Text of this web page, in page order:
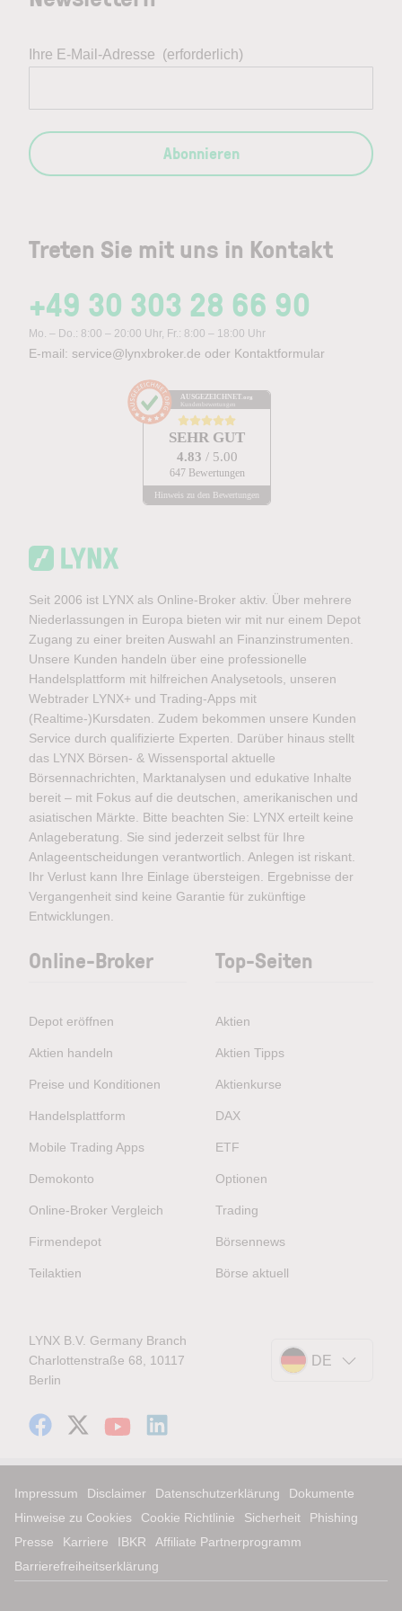
Treten Sie mit uns in Kontakt
+49 30 303 28 66 90
Mo. – Do.: 8:00 – 20:00 Uhr, Fr.: 8:00 – 18:00 Uhr
E-mail: service@lynxbroker.de oder Kontaktformular
AUSGEZEICHNET .org
Kundenbewertungen
SEHR GUT
4.83 / 5.00
647 Bewertungen
Hinweis zu den Bewertungen
Ihre E-Mail-Adresse (erforderlich)
Abonnieren
Seit 2006 ist LYNX als Online-Broker aktiv. Über mehrere
Niederlassungen in Europa bieten wir mit nur einem Depot
Zugang zu einer breiten Auswahl an Finanzinstrumenten.
Unsere Kunden handeln über eine professionelle
Handelsplattform mit hilfreichen Analysetools, unseren
Webtrader LYNX+ und Trading-Apps mit
(Realtime-)Kursdaten. Zudem bekommen unsere Kunden
Service durch qualifizierte Experten. Darüber hinaus stellt
das LYNX Börsen- & Wissensportal aktuelle
Börsennachrichten, Marktanalysen und edukative Inhalte
bereit – mit Fokus auf die deutschen, amerikanischen und
asiatischen Märkte. Bitte beachten Sie: LYNX erteilt keine
Anlageberatung. Sie sind jederzeit selbst für Ihre
Anlageentscheidungen verantwortlich. Anlegen ist riskant.
Ihr Verlust kann Ihre Einlage übersteigen. Ergebnisse der
Vergangenheit sind keine Garantie für zukünftige
Entwicklungen.
Online-Broker
Depot eröffnen
Aktien handeln
Preise und Konditionen
Handelsplattform
Mobile Trading Apps
Demokonto
Online-Broker Vergleich
Firmendepot
Teilaktien
Top-Seiten
Aktien
Aktien Tipps
Aktienkurse
DAX
ETF
Optionen
Trading
Börsennews
Börse aktuell
LYNX B.V. Germany Branch
Charlottenstraße 68, 10117
Berlin
DE
Impressum Disclaimer Datenschutzerklärung
Dokumente
Hinweise zu Cookies
Cookie Richtlinie Sicherheit
Phishing
Presse
Karriere IBKR
Affiliate Partnerprogramm
Barrierefreiheitserklärung